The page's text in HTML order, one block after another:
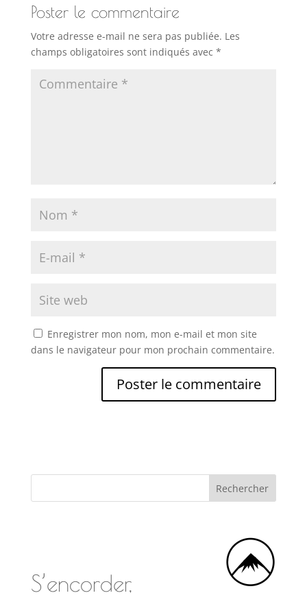
Poster le commentaire
Votre adresse e-mail ne sera pas publiée. Les
champs obligatoires sont indiqués avec *
Enregistrer mon nom, mon e-mail et mon site
dans le navigateur pour mon prochain commentaire.
S’encorder,